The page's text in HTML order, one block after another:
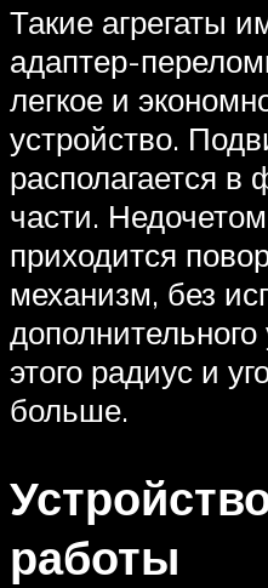
Такие агрегаты
адаптер-
легкое и
устройство.
располагается в
части.
приходится
механизм, без
этого радиус и
больше.
работы